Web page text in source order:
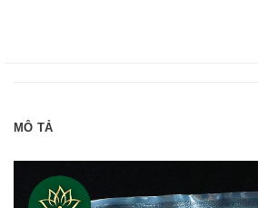
MÔ TẢ